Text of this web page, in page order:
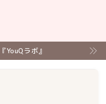
YouQラボ』